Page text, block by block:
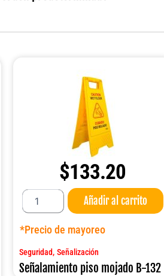
$133.20
Señalamiento
mojado
B-
cantidad
Añadir al carrito
*Precio de mayoreo
Seguridad,Señalización
Señalamiento piso mojado B-132